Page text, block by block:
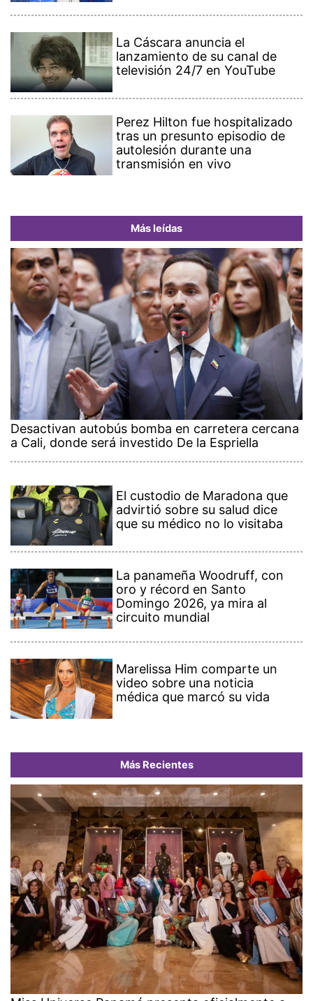
La Cáscara anuncia el
lanzamiento de su canal de
televisión 24/7 en YouTube
Perez Hilton fue hospitalizado
tras un presunto episodio de
autolesión durante una
transmisión en vivo
Más leídas
Desactivan autobús bomba en carretera cercana
a Cali, donde será investido De la Espriella
El custodio de Maradona que
advirtió sobre su salud dice
que su médico no lo visitaba
La panameña Woodruff, con
oro y récord en Santo
Domingo 2026, ya mira al
circuito mundial
Marelissa Him comparte un
video sobre una noticia
médica que marcó su vida
Más Recientes